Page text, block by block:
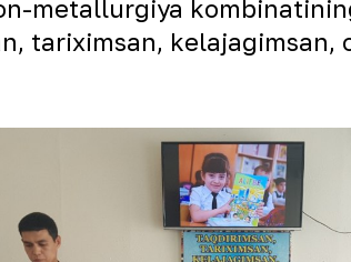
metallurgiya
tariximsan, kelajagimsan,